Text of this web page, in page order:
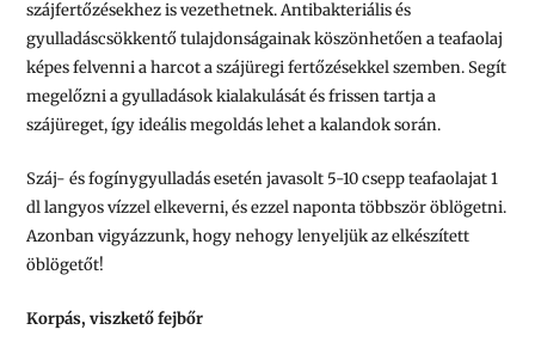
szájfertőzésekhez is vezethetnek. Antibakteriális és
gyulladáscsökkentő tulajdonságainak köszönhetően a teafaolaj
képes felvenni a harcot a szájüregi fertőzésekkel szemben. Segít
megelőzni a gyulladások kialakulását és frissen tartja a
szájüreget, így ideális megoldás lehet a kalandok során.
Száj- és fogínygyulladás esetén javasolt 5-10 csepp teafaolajat 1
dl langyos vízzel elkeverni, és ezzel naponta többször öblögetni.
Azonban vigyázzunk, hogy nehogy lenyeljük az elkészített
öblögetőt!
Korpás, viszkető fejbőr